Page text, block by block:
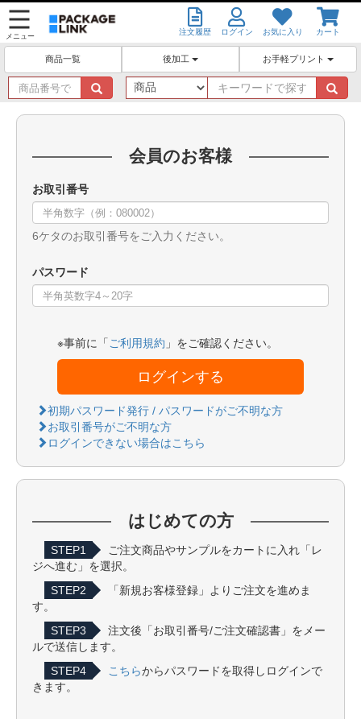
メニュー 注文履歴 ログイン お気に入り カート
商品一覧 後加工 お手軽プリント
商
品
番
キ
ー
ワ
会員のお客様
お取引番号
6ケタのお取引番号をご入力ください。
パスワード
※事前に「 ご利用規約 」をご確認ください。
ログインする
初期パスワード発行 / パスワードがご不明な方
お取引番号がご不明な方
ログインできない場合はこちら
はじめての方
STEP1
ご注文商品やサンプルをカートに入れ「レ
ジへ進む」を選択。
STEP2
「新規お客様登録」よりご注文を進めま
す。
STEP3
注文後「お取引番号/ご注文確認書」をメー
ルで送信します。
STEP4
こちらからパスワードを取得しログインで
きます。